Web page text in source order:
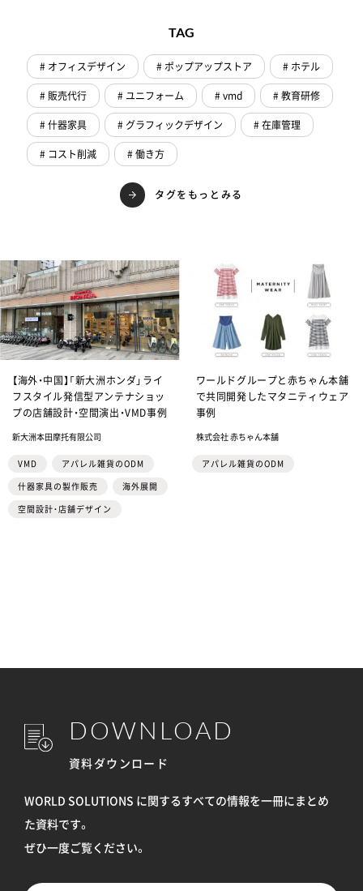
TAG
# オフィスデザイン # ポップアップストア
# ホテル
# 販売代行
# ユニフォーム # vmd
# 教育研修
# 什器家具
# グラフィックデザイン
# 在庫管理
# コスト削減
# 働き方
タグをもっとみる
【海外・中国】「新大洲ホンダ」ライ
フスタイル発信型アンテナショッ
プの店舗設計・空間演出・VMD事例
新大洲本田摩托有限公司
VMD
アパレル雑貨のODM
什器家具の製作販売
海外展開
空間設計・店舗デザイン
ワールドグループと赤ちゃん本舗
で共同開発したマタニティウェア
事例
株式会社 赤ちゃん本舗
アパレル雑貨のODM
DOWNLOAD
資料ダウンロード
WORLD SOLUTIONS に関するすべての情報を一冊にまとめ
た資料です。
ぜひ一度ご覧ください。